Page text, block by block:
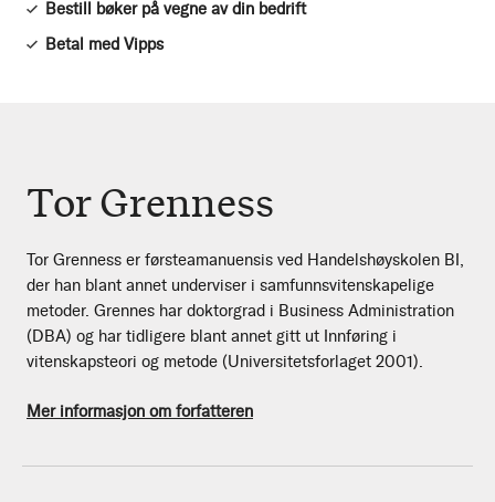
Bestill bøker på vegne av din bedrift
Betal med Vipps
Tor Grenness
Tor Grenness er førsteamanuensis ved Handelshøyskolen BI,
der han blant annet underviser i samfunnsvitenskapelige
metoder. Grennes har doktorgrad i Business Administration
(DBA) og har tidligere blant annet gitt ut Innføring i
vitenskapsteori og metode (Universitetsforlaget 2001).
Mer informasjon om forfatteren